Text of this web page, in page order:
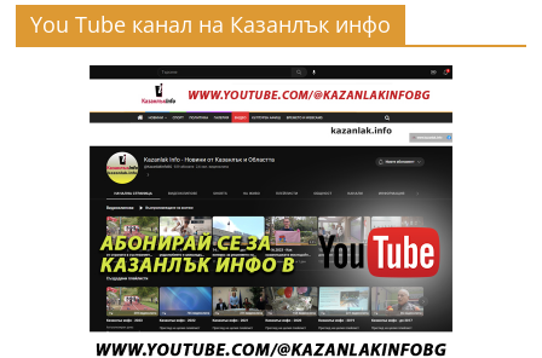
You Tube канал на Казанлък инфо